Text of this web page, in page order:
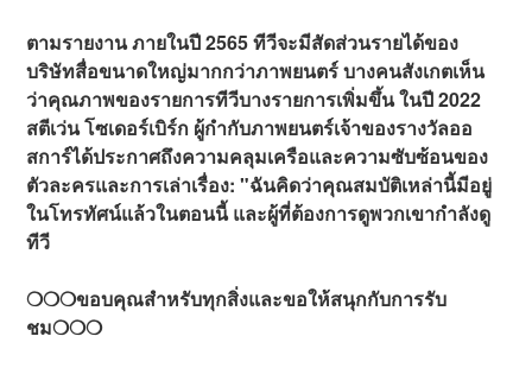
ตามรายงาน ภายในปี 2565 ทีวีจะมีสัดส่วนรายได้ของ
บริษัทสื่อขนาดใหญ่มากกว่าภาพยนตร์ บางคนสังเกตเห็น
ว่าคุณภาพของรายการทีวีบางรายการเพิ่มขึ้น ในปี 2022
สตีเว่น โซเดอร์เบิร์ก ผู้กำกับภาพยนตร์เจ้าของรางวัลออ
สการ์ได้ประกาศถึงความคลุมเครือและความซับซ้อนของ
ตัวละครและการเล่าเรื่อง: "ฉันคิดว่าคุณสมบัติเหล่านี้มีอยู่
ในโทรทัศน์แล้วในตอนนี้ และผู้ที่ต้องการดูพวกเขากำลังดู
ทีวี
❍❍❍ขอบคุณสำหรับทุกสิ่งและขอให้สนุกกับการรับ
ชม❍❍❍